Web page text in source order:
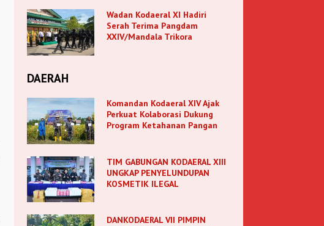
Wadan Kodaeral XI Hadiri
Serah Terima Pangdam
XXIV/Mandala Trikora
DAERAH
Komandan Kodaeral XIV Ajak
Perkuat Kolaborasi Dukung
Program Ketahanan Pangan
TIM GABUNGAN KODAERAL XIII
UNGKAP PENYELUNDUPAN
KOSMETIK ILEGAL
DANKODAERAL VII PIMPIN